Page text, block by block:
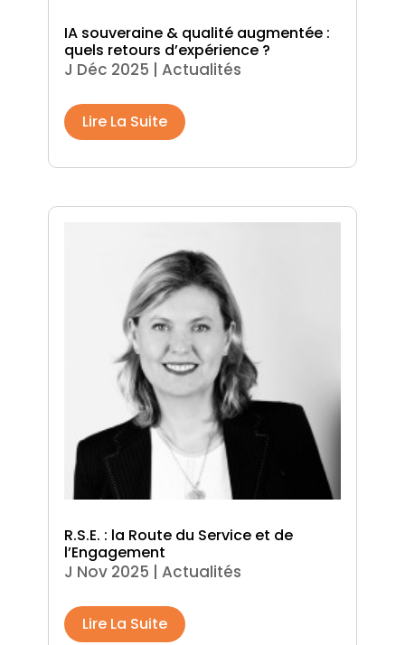
IA souveraine & qualité augmentée :
quels retours d’expérience ?
J Déc 2025 Actualités
Lire La Suite
R.S.E. : la Route du Service et de
l’Engagement
J Nov 2025 | Actualités
Lire La Suite